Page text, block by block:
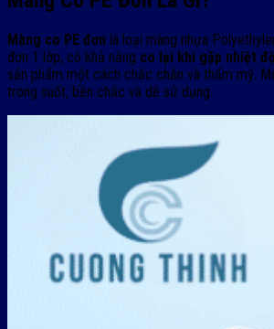
Màng co PE đơn là loại màng nhựa
đơn 1 lớp, có khả năng co lại khi gặp nhiệt
sản phẩm một cách chắc chắn và thẩm mỹ.
trong suốt, bền chắc và dễ sử dụng.